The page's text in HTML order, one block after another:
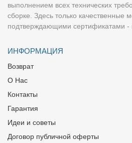
выполнением всех технических
сборке. Здесь только качественные
подтверждающими сертификатами -
ИНФОРМАЦИЯ
Возврат
О Нас
Контакты
Гарантия
Идеи и советы
Договор публичной оферты